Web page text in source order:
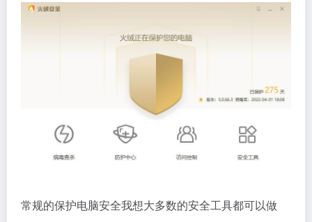
常规的保护电脑安全我想大多数的安全工具都可以做